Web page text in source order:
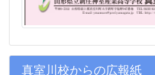
真室川校からの広報紙